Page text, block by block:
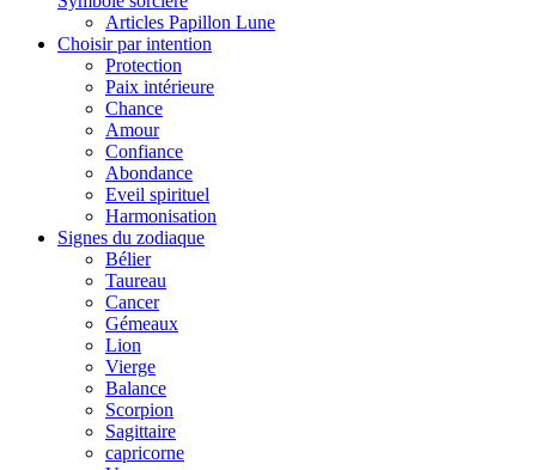
Articles Papillon Lune
Choisir par intention
Protection
Paix intérieure
Chance
Amour
Confiance
Abondance
Eveil spirituel
Harmonisation
Signes du zodiaque
Bélier
Taureau
Cancer
Gémeaux
Lion
Vierge
Balance
Scorpion
Sagittaire
capricorne